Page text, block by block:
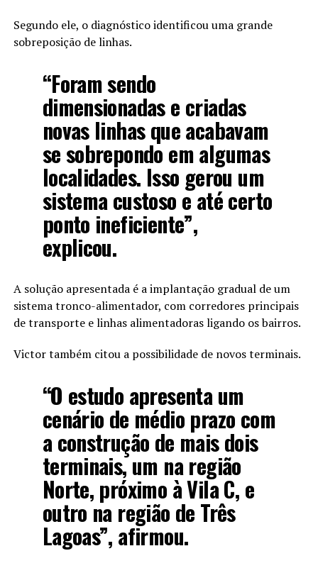
Segundo ele, o diagnóstico identificou uma grande
sobreposição de linhas.
“Foram sendo
dimensionadas e criadas
novas linhas que acabavam
se sobrepondo em algumas
localidades. Isso gerou um
sistema custoso e até certo
ponto ineficiente”,
explicou.
A solução apresentada é a implantação gradual de um
sistema tronco-alimentador, com corredores principais
de transporte e linhas alimentadoras ligando os bairros.
Victor também citou a possibilidade de novos terminais.
“O estudo apresenta um
cenário de médio prazo com
a construção de mais dois
terminais, um na região
Norte, próximo à Vila C, e
outro na região de Três
Lagoas”, afirmou.